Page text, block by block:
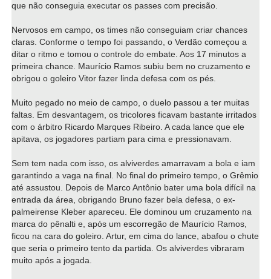
que não conseguia executar os passes com precisão.
Nervosos em campo, os times não conseguiam criar chances
claras. Conforme o tempo foi passando, o Verdão começou a
ditar o ritmo e tomou o controle do embate. Aos 17 minutos a
primeira chance. Maurício Ramos subiu bem no cruzamento e
obrigou o goleiro Vitor fazer linda defesa com os pés.
Muito pegado no meio de campo, o duelo passou a ter muitas
faltas. Em desvantagem, os tricolores ficavam bastante irritados
com o árbitro Ricardo Marques Ribeiro. A cada lance que ele
apitava, os jogadores partiam para cima e pressionavam.
Sem tem nada com isso, os alviverdes amarravam a bola e iam
garantindo a vaga na final. No final do primeiro tempo, o Grêmio
até assustou. Depois de Marco Antônio bater uma bola difícil na
entrada da área, obrigando Bruno fazer bela defesa, o ex-
palmeirense Kleber apareceu. Ele dominou um cruzamento na
marca do pênalti e, após um escorregão de Maurício Ramos,
ficou na cara do goleiro. Artur, em cima do lance, abafou o chute
que seria o primeiro tento da partida. Os alviverdes vibraram
muito após a jogada.